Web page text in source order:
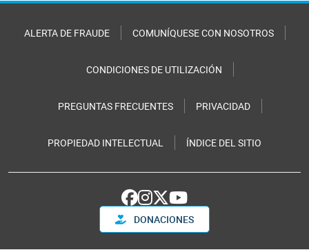
ALERTA DE FRAUDE COMUNÍQUESE CON NOSOTROS
CONDICIONES DE UTILIZACIÓN
PREGUNTAS FRECUENTES PRIVACIDAD
PROPIEDAD INTELECTUAL ÍNDICE DEL SITIO
DONACIONES